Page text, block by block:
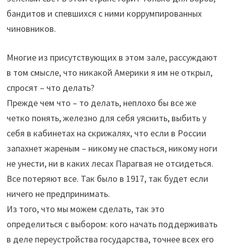
бандитов и спевшихся с ними коррумпированных
чиновников.
Многие из присутствующих в этом зале, рассуждают
в том смысле, что никакой Америки я им не открыл,
спросят – что делать?
Прежде чем что – то делать, неплохо бы все же
четко понять, железно для себя уяснить, выбить у
себя в кабинетах на скрижалях, что если в России
запахнет жареным – никому не спасться, никому ноги
не унести, ни в каких лесах Парагвая не отсидеться.
Все потеряют все. Так было в 1917, так будет если
ничего не предпринимать.
Из того, что мы можем сделать, так это
определиться с выбором: кого начать поддерживать
в деле переустройства государства, точнее всех его